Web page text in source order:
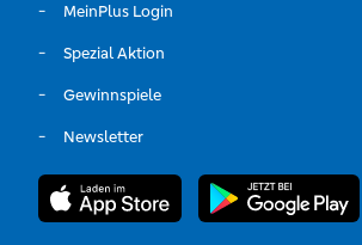
MeinPlus Login
Spezial Aktion
Gewinnspiele
Newsletter